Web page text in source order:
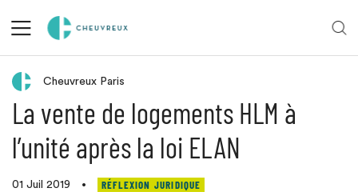
Retour aux actualités
Cheuvreux Paris
La vente de logements HLM à
l’unité après la loi ELAN
01 Juil 2019 • RÉFLEXION JURIDIQUE